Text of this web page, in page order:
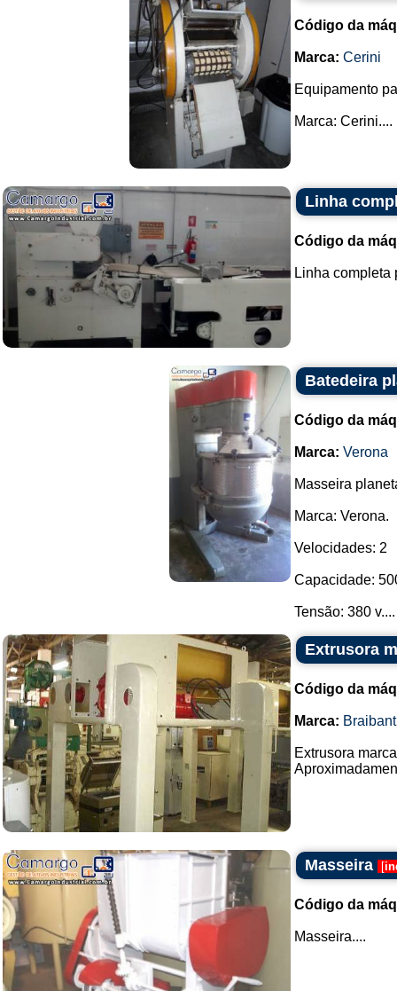
Código da
Marca: Cerini
Equipamento
Marca: Cerini....
Linha
Código da
Linha completa
Batedeira
Código da
Marca: Verona
Masseira
Marca: Verona.
Velocidades: 2
Capacidade:
Tensão: 380 v....
Extrusora
Código da
Marca:
Extrusora
Masseira [
Código da
Masseira....